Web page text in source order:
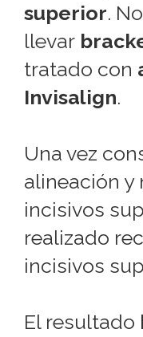
superior.
llevar
tratado con
Invisalign.
Una vez
alineación y
incisivos
realizado
incisivos
El resultado